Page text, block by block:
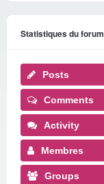
Statistiques du forum
Posts
Comments
Activity
Membres
Groups